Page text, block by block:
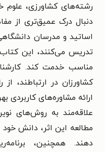
رشته‌های کشاورزی،
دنبال درک عمیق‌تری از
اساتید و مدرسان
تدریس می‌کنند، این
مناسب خدمت کند.
کشاورزان در ارتباطند،
ارائه مشاوره‌های کاربردی
علاقه‌مند به روش‌های
مطالعه این اثر، دانش خود
دهند. همچنین،